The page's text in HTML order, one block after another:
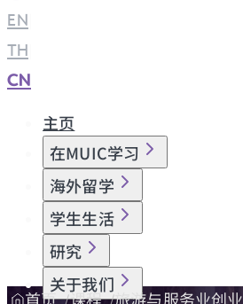
EN
TH
CN
主页
在MUIC学习
海外留学
学生生活
研究
关于我们
首页 课程 旅游与服务业创业